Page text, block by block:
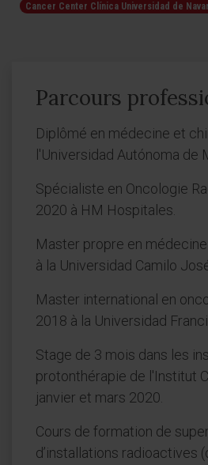
Cancer Center Clínica Universidad de
Parcours
Diplômé en médecine et
l'Universidad Autónoma de
Spécialiste en Oncologie
2020 à HM Hospitales.
Master propre en
à la Universidad Camilo
Master international en
2018 à la Universidad
Stage de 3 mois dans les
protonthérapie de l'Institut
janvier et mars 2020.
Cours de formation de
d’installations radioactives